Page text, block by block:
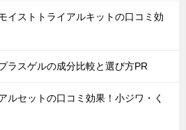
イストトライアルキットの口コミ効
ラスゲルの成分比較と選び方PR
ルセットの口コミ効果！小ジワ・く